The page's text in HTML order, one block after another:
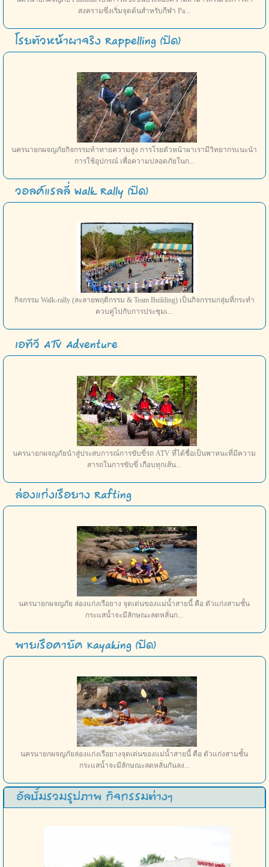
สงครามซึ่งเริ่มจุดต้นสำหรับกีฬา Pa...
โรยตัวหน้าผาจริง Rappelling (ปิด)
นครนายกผจญภัยกิจกรรมท้าทายความสูง การโรยตัวหน้าผาเรามีวิทยากรแนะนำ
การใช้อุปกรณ์ เพื่อความปลอดภัยในก...
วอลค์แรลลี่ Walk Rally (ปิด)
กิจกรรม Walk-rally (ละลายพฤติกรรม & Team Building) เป็นกิจกรรมกลุ่มที่กระทำ
ควบคู่ไปกับการประชุมเ...
เอทีวี ATV Adventure
นครนายกผจญภัยนำสู่ประสบการณ์การขับขี่รถ ATV ที่ได้ชื่อเป็นพาหนะที่มีความ
สารถในการขับขี่ เกือบทุกเส้น...
ล่องแก่งเรือยาง Rafting
นครนายกผจญภัย ล่องแก่งเรือยาง จุดเด่นของแม่น้ำสายนี้ คือ ตัวแก่งสามชั้น
กระแสน้ำจะมีลักษณะลดหลั่นก...
พายเรือคายัค Kayaking (ปิด)
นครนายกผจญภัยล่องแก่งเรือยางจุดเด่นของแม่น้ำสายนี้ คือ ตัวแก่งสามชั้น
กระแสน้ำจะมีลักษณะลดหลั่นกันลง...
อัลบั้มรวมรูปภาพ กิจกรรมต่างๆ